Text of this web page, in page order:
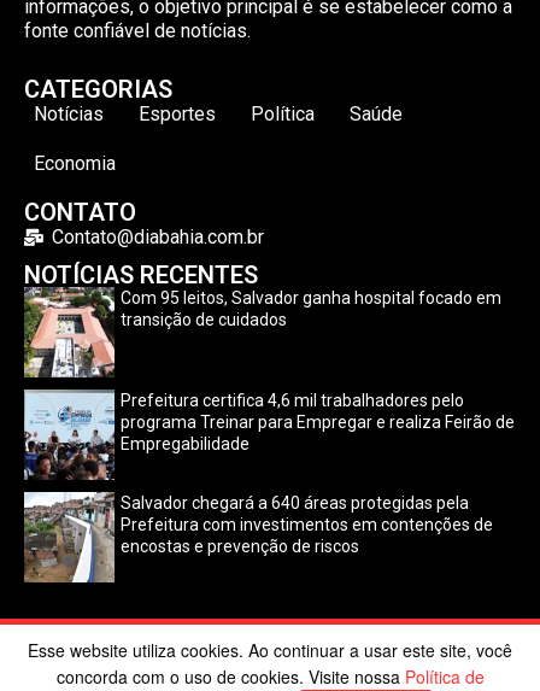
informações, o objetivo principal é se estabelecer como a
fonte confiável de notícias.
CATEGORIAS
Notícias Esportes Política Saúde
Economia
CONTATO
Contato@diabahia.com.br
NOTÍCIAS RECENTES
Com 95 leitos, Salvador ganha hospital focado em
transição de cuidados
Prefeitura certifica 4,6 mil trabalhadores pelo
programa Treinar para Empregar e realiza Feirão de
Empregabilidade
Salvador chegará a 640 áreas protegidas pela
Prefeitura com investimentos em contenções de
encostas e prevenção de riscos
©2024 Dia Bahia. Todos os direitos reservados | Desenvolvido
porPoppy Sites.
Esse website utiliza cookies. Ao continuar a usar este site, você
concorda com o uso de cookies. Visite nossa Política de